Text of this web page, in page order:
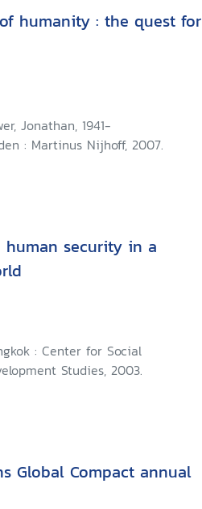
humanity : the quest for
Jonathan, 1941-
: Martinus Nijhoff, 2007.
human security in a
: Center for Social
Studies, 2003.
Global Compact annual